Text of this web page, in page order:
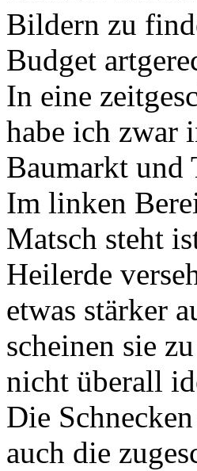
Bildern zu
Budget
In eine
habe ich zwar
Baumarkt und
Im linken
Matsch steht
Heilerde
etwas stärker
scheinen sie
nicht überall
Die
auch die